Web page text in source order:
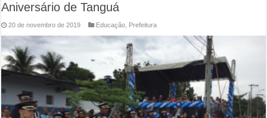
Aniversário de Tanguá
20 de novembro de 2019 Educação Prefeitura